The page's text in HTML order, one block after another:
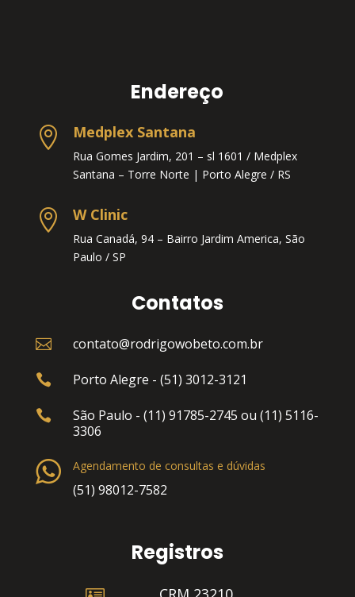
Endereço
 Medplex Santana
Rua Gomes Jardim, 201 – sl 1601 / Medplex
Santana – Torre Norte | Porto Alegre / RS
 W Clinic
Rua Canadá, 94 – Bairro Jardim America, São
Paulo / SP
Contatos
 contato@rodrigowobeto.com.br
 Porto Alegre - (51) 3012-3121

São Paulo - (11) 91785-2745 ou (11) 5116-
3306
Agendamento de consultas e dúvidas
(51) 98012-7582
Registros